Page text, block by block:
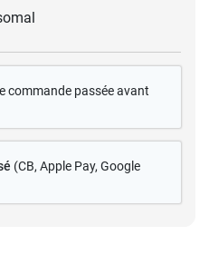
commande passée avant
(CB, Apple Pay, Google